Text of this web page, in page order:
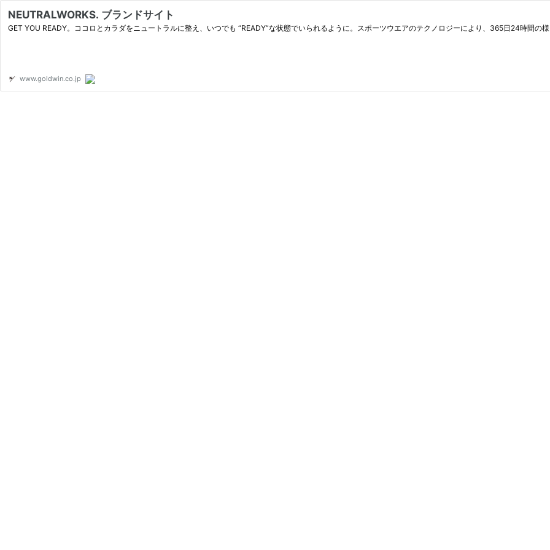
NEUTRALWORKS. ブランドサイト
GET YOU READY。ココロとカラダをニュートラルに整え、いつでも “READY”な状態でいられるように。スポーツウエアのテクノロジーにより、365日24時間の様
www.goldwin.co.jp